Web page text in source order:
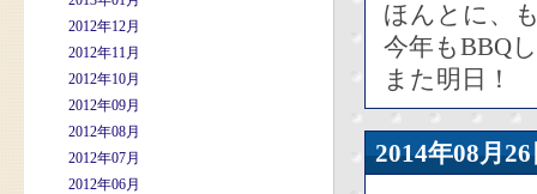
2012年12月
2012年11月
2012年10月
2012年09月
2012年08月
2012年07月
2012年06月
ほんとに、
今年もBBQ
また明日！
2014年08